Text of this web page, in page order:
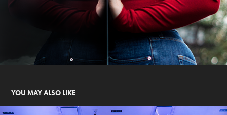
YOU MAY ALSO LIKE